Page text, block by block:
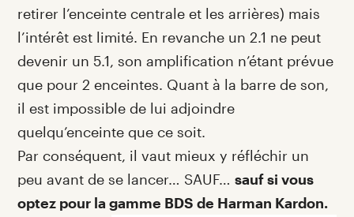
retirer l’enceinte centrale et les arrières) mais
l’intérêt est limité. En revanche un 2.1 ne peut
devenir un 5.1, son amplification n’étant prévue
que pour 2 enceintes. Quant à la barre de son,
il est impossible de lui adjoindre
quelqu’enceinte que ce soit.
Par conséquent, il vaut mieux y réfléchir un
peu avant de se lancer… SAUF… sauf si vous
optez pour la gamme BDS de Harman Kardon.